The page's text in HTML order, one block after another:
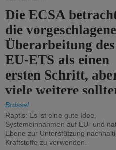
Die ECSA
die vorgeschlagene
Überarbeitung des
EU-ETS als einen
ersten Schritt,
viele weitere
folgen.
Brüssel
Raptis: Es ist eine gute Idee,
Systemeinnahmen auf EU- und
Ebene zur Unterstützung
Kraftstoffe zu verwenden.